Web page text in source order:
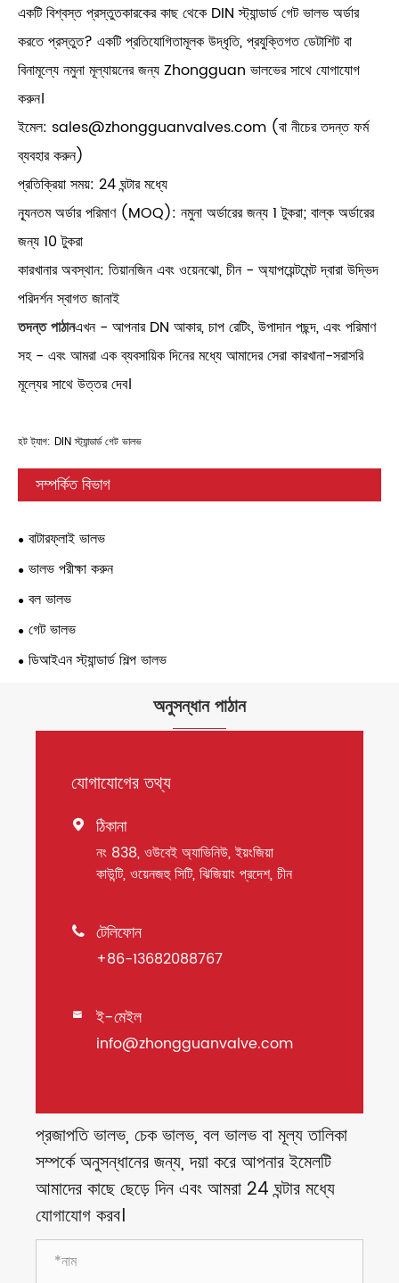
একটি বিশ্বস্ত প্রস্তুতকারকের কাছ থেকে DIN স্ট্যান্ডার্ড গেট ভালভ অর্ডার
করতে প্রস্তুত? একটি প্রতিযোগিতামূলক উদ্ধৃতি, প্রযুক্তিগত ডেটাশিট বা
বিনামূল্যে নমুনা মূল্যায়নের জন্য Zhongguan ভালভের সাথে যোগাযোগ
করুন।
ইমেল: sales@zhongguanvalves.com (বা নীচের তদন্ত ফর্ম
ব্যবহার করুন)
প্রতিক্রিয়া সময়: 24 ঘন্টার মধ্যে
ন্যূনতম অর্ডার পরিমাণ (MOQ): নমুনা অর্ডারের জন্য 1 টুকরা; বাল্ক অর্ডারের
জন্য 10 টুকরা
কারখানার অবস্থান: তিয়ানজিন এবং ওয়েনঝো, চীন - অ্যাপয়েন্টমেন্ট দ্বারা উদ্ভিদ
পরিদর্শন স্বাগত জানাই
তদন্ত পাঠানএখন - আপনার DN আকার, চাপ রেটিং, উপাদান পছন্দ, এবং পরিমাণ
সহ - এবং আমরা এক ব্যবসায়িক দিনের মধ্যে আমাদের সেরা কারখানা-সরাসরি
মূল্যের সাথে উত্তর দেব।
হট ট্যাগ: DIN স্ট্যান্ডার্ড গেট ভালভ
সম্পর্কিত বিভাগ
বাটারফ্লাই ভালভ
ভালভ পরীক্ষা করুন
বল ভালভ
গেট ভালভ
ডিআইএন স্ট্যান্ডার্ড শিল্প ভালভ
অনুসন্ধান পাঠান
যোগাযোগের তথ্য
 ঠিকানা
নং 838, ওউবেই অ্যাভিনিউ, ইয়ংজিয়া
কাউন্টি, ওয়েনজহু সিটি, ঝিজিয়াং প্রদেশ, চীন
 টেলিফোন
+86-13682088767
 ই-মেইল
info@zhongguanvalve.com
প্রজাপতি ভালভ, চেক ভালভ, বল ভালভ বা মূল্য তালিকা
সম্পর্কে অনুসন্ধানের জন্য, দয়া করে আপনার ইমেলটি
আমাদের কাছে ছেড়ে দিন এবং আমরা 24 ঘন্টার মধ্যে
যোগাযোগ করব।